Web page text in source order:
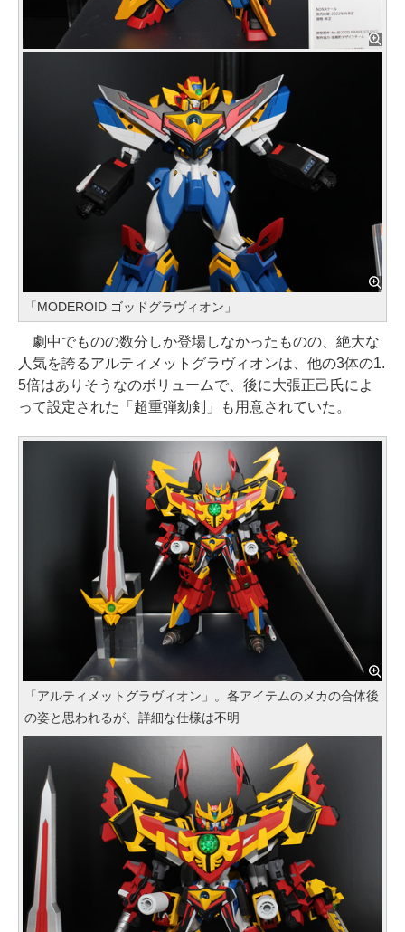
「MODEROID ゴッドグラヴィオン」
劇中でものの数分しか登場しなかったものの、絶大な
人気を誇るアルティメットグラヴィオンは、他の3体の1.
5倍はありそうなのボリュームで、後に大張正己氏によ
って設定された「超重弾劾剣」も用意されていた。
「アルティメットグラヴィオン」。各アイテムのメカの合体後
の姿と思われるが、詳細な仕様は不明